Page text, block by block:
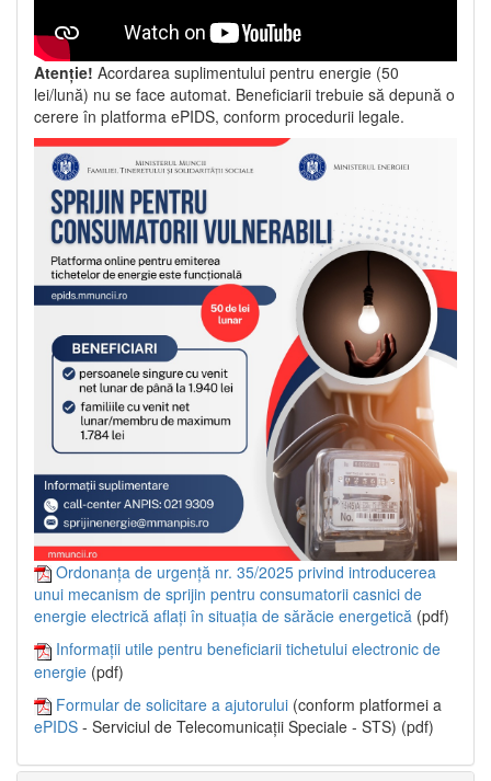
Atenție! Acordarea suplimentului pentru energie (50
lei/lună) nu se face automat. Beneficiarii trebuie să depună o
cerere în platforma ePIDS, conform procedurii legale.
Ordonanța de urgență nr. 35/2025 privind introducerea
unui mecanism de sprijin pentru consumatorii casnici de
energie electrică aflați în situația de sărăcie energetică (pdf)
Informații utile pentru beneficiarii tichetului electronic de
energie (pdf)
Formular de solicitare a ajutorului (conform platformei a
ePIDS - Serviciul de Telecomunicații Speciale - STS) (pdf)